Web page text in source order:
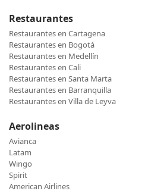
Restaurantes
Restaurantes en Cartagena
Restaurantes en Bogotá
Restaurantes en Medellín
Restaurantes en Cali
Restaurantes en Santa Marta
Restaurantes en Barranquilla
Restaurantes en Villa de Leyva
Aerolineas
Avianca
Latam
Wingo
Spirit
American Airlines